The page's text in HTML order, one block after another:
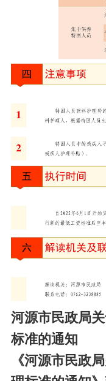
河源市民政局
标准的通知
《河源市民政